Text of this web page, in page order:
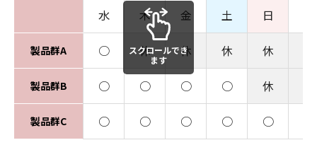
水 木 金 土 日
製品群A ○ 休 休 休 休
製品群B ○ ○ ○ ○ 休
製品群C ○ ○ ○ ○ ○
スクロールでき
ます